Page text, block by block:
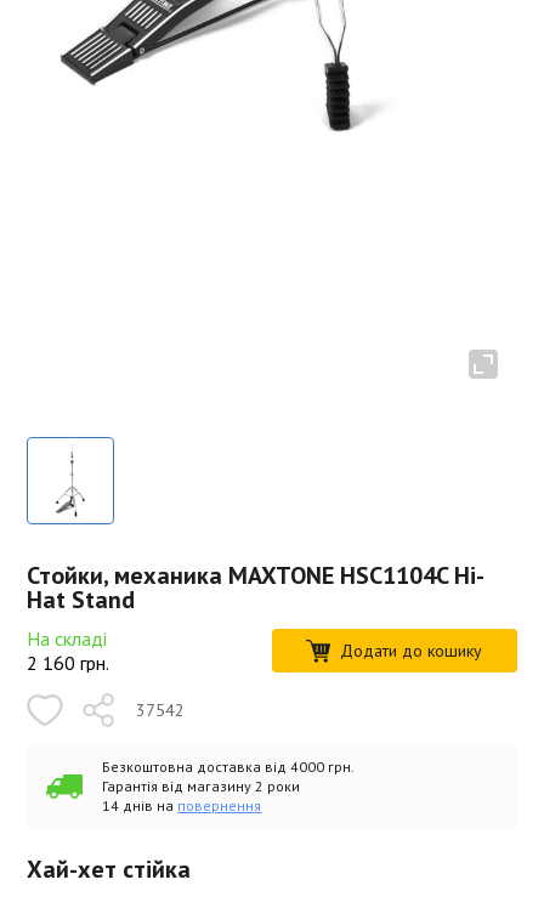
Стойки, механика MAXTONE HSC1104C Hi-
Hat Stand
На складі
2 160 грн. Додати до кошику
37542
Безкоштовна доставка від 4000 грн.
Гарантія від магазину 2 роки
14 днів на повернення
Хай-хет стійка